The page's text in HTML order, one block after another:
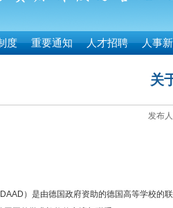
度 重要通知 人才招聘 人事
关
发布
）是由德国政府资助的德国高等学校的